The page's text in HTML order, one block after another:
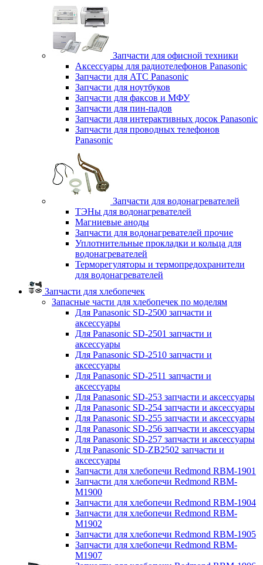
Запчасти для офисной техники
Аксессуары для радиотелефонов Panasonic
Запчасти для АТС Panasonic
Запчасти для ноутбуков
Запчасти для факсов и МФУ
Запчасти для пин-падов
Запчасти для интерактивных досок Panasonic
Запчасти для проводных телефонов
Panasonic
Запчасти для водонагревателей
ТЭНы для водонагревателей
Магниевые аноды
Запчасти для водонагревателей прочие
Уплотнительные прокладки и кольца для
водонагревателей
Терморегуляторы и термопредохранители
для водонагревателей
Запчасти для хлебопечек
Запасные части для хлебопечек по моделям
Для Panasonic SD-2500 запчасти и
аксессуары
Для Panasonic SD-2501 запчасти и
аксессуары
Для Panasonic SD-2510 запчасти и
аксессуары
Для Panasonic SD-2511 запчасти и
аксессуары
Для Panasonic SD-253 запчасти и аксессуары
Для Panasonic SD-254 запчасти и аксессуары
Для Panasonic SD-255 запчасти и аксессуары
Для Panasonic SD-256 запчасти и аксессуары
Для Panasonic SD-257 запчасти и аксессуары
Для Panasonic SD-ZB2502 запчасти и
аксессуары
Запчасти для хлебопечи Redmond RBM-1901
Запчасти для хлебопечи Redmond RBM-
M1900
Запчасти для хлебопечи Redmond RBM-1904
Запчасти для хлебопечи Redmond RBM-
M1902
Запчасти для хлебопечи Redmond RBM-1905
Запчасти для хлебопечи Redmond RBM-
M1907